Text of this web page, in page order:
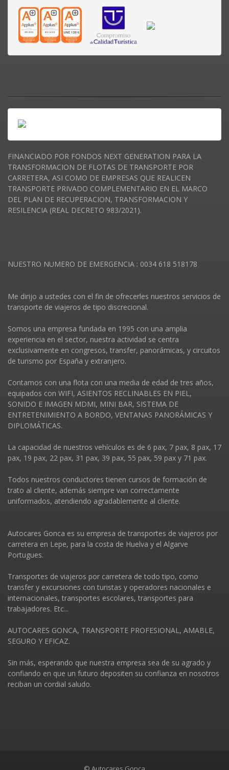
FINANCIADO POR FONDOS NEXT GENERATION PARA LA
TRANSFORMACION DE FLOTAS DE TRANSPORTE POR
CARRETERA, ASI COMO DE EMPRESAS QUE REALICEN
TRANSPORTE PRIVADO COMPLEMENTARIO EN EL MARCO
DEL PLAN DE RECUPERACION, TRANSFORMACION Y
RESILENCIA (REAL DECRETO 983/2021).
NUESTRO NUMERO DE EMERGENCIA : 0034 618 518178
Me dirijo a ustedes con el fin de ofrecerles nuestros servicios de
transporte de viajeros de tipo discrecional.
Somos una empresa fundada en 1995 con una amplia
experiencia en el sector, nuestra actividad se centra
exclusivamente en congresos, transfer, panorámicas, y circuitos
de turismo por España y extranjero.
Contamos con una flota con una media de edad de tres años,
equipados con WIFI, ASIENTOS RECLINABLES EN PIEL,
SONIDO E IMAGEN MDMI, MINI BAR, SISTEMA DE
ENTRETENIMIENTO A BORDO, VENTANAS PANORÁMICAS Y
DIPLOMÁTICAS.
La capacidad de nuestros vehí­culos es de 6 pax, 7 pax, 8 pax, 17
pax, 19 pax, 22 pax, 31 pax, 39 pax, 55 pax, 59 pax y 71 pax.
Todos nuestros conductores tienen cursos de formación de
trato al cliente, además siempre van correctamente
uniformados, atendiendo agradablemente al cliente.
Autocares Gonca es su empresa de transportes de viajeros por
carretera en Lepe, para la costa de Huelva y el Algarve
Portugues.
Transportes de viajeros por carretera de todo tipo, como
transfer y excursiones con turistas y operadores nacionales e
internacionales, transportes escolares, transportes para
trabajadores. Etc...
AUTOCARES GONCA, TRANSPORTE PROFESIONAL, AMABLE,
SEGURO Y EFICAZ.
Sin más, esperando que nuestra empresa sea de su agrado y
confiando en que un futuro depositen su confianza en nosotros
reciban un cordial saludo.